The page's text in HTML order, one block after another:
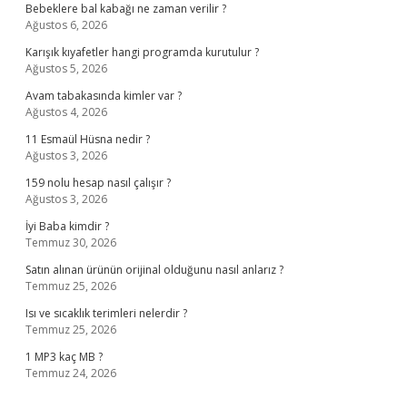
Bebeklere bal kabağı ne zaman verilir ?
Ağustos 6, 2026
Karışık kıyafetler hangi programda kurutulur ?
Ağustos 5, 2026
Avam tabakasında kimler var ?
Ağustos 4, 2026
11 Esmaül Hüsna nedir ?
Ağustos 3, 2026
159 nolu hesap nasıl çalışır ?
Ağustos 3, 2026
İyi Baba kimdir ?
Temmuz 30, 2026
Satın alınan ürünün orijinal olduğunu nasıl anlarız ?
Temmuz 25, 2026
Isı ve sıcaklık terimleri nelerdir ?
Temmuz 25, 2026
1 MP3 kaç MB ?
Temmuz 24, 2026